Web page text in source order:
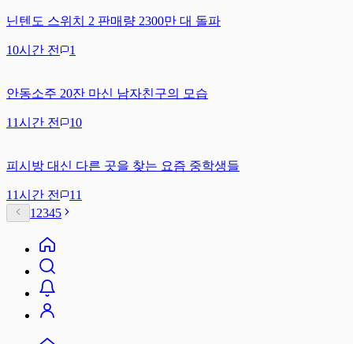
닌텐도 스위치 2 판매량 2300만 대 돌파
10시간 전 1
안동소주 20잔 마신 남자친구의 모습
11시간 전 10
피시방 대신 다른 곳을 찾는 요즘 중학생들
11시간 전
11
1 2345